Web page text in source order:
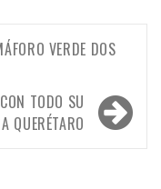
VERDE DOS
TODO SU
QUERÉTARO